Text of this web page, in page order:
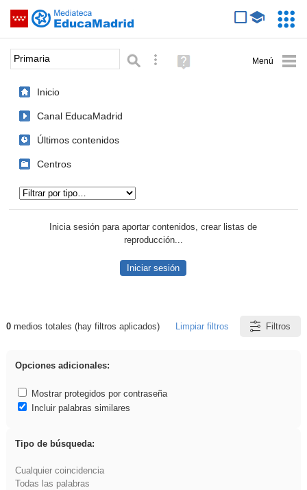
Saltar navegación
Palabra o frase: Búsqueda avanzada
Ayuda
(en
Inicio
Canal EducaMadrid
Últimos contenidos
Centros
Inicia sesión para aportar contenidos, crear listas de
reproducción...
Iniciar sesión
Resultados de: Primaria
0medios totales (hay filtros aplicados) Limpiar filtros Filtros
Opciones adicionales:
Mostrar protegidos por contraseña
Incluir palabras similares
Tipo de búsqueda:
Cualquier coincidencia
Todas las palabras